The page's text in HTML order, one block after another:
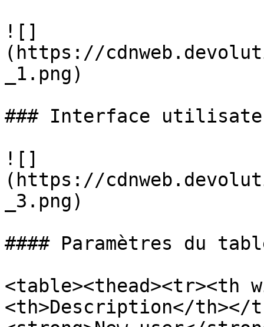
![]
(https://
_1.png)
### Interface
![]
(https://
_3.png)
#### Paramètres du
<table><thead><tr><th
<th>Description</th></